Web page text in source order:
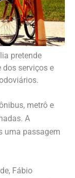
pretende
serviços e
metrô e
A
uma passagem
Fábio